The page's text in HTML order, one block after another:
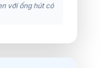
với ống hút có